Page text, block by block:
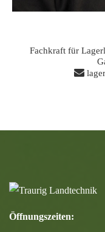
Fachkraft für
Öffnungszeiten: